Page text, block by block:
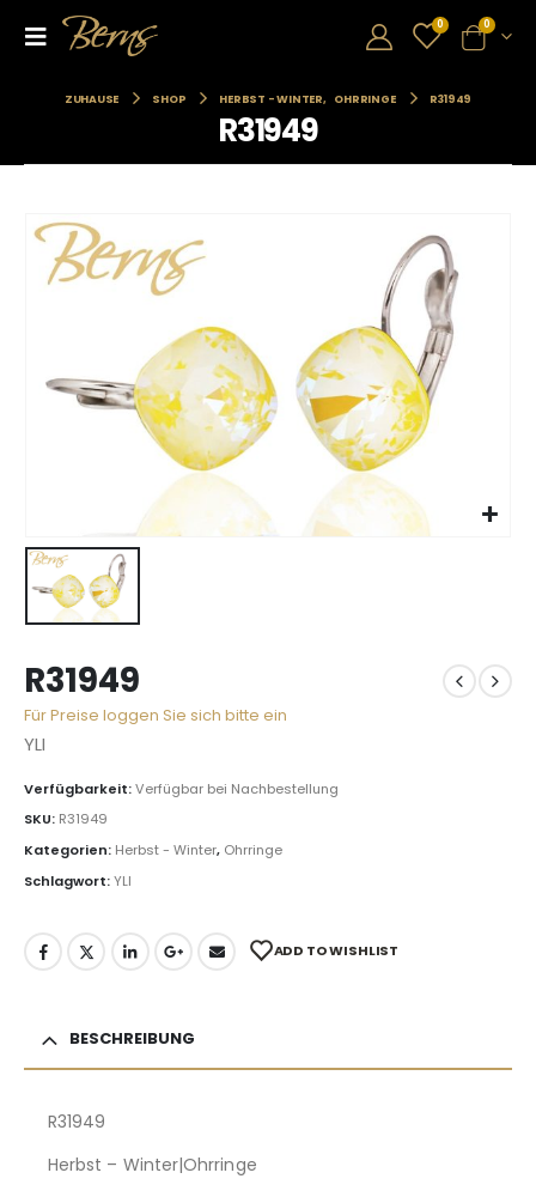
0 0
ZUHAUSE SHOP HERBST - WINTER, OHRRINGE R31949
R31949
R31949
Für Preise loggen Sie sich bitte ein
YLI
Verfügbarkeit:Verfügbar bei Nachbestellung
SKU: R31949
Kategorien: Herbst - Winter, Ohrringe
Schlagwort:YLI
ADD TO WISHLIST
BESCHREIBUNG
R31949
Herbst – Winter|Ohrringe